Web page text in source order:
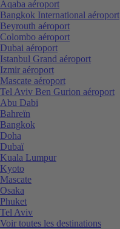
Aqaba aéroport
Bangkok International aéroport
Beyrouth aéroport
Colombo aéroport
Dubai aéroport
Istanbul Grand aéroport
Izmir aéroport
Mascate aéroport
Tel Aviv Ben Gurion aéroport
Abu Dabi
Bahreïn
Bangkok
Doha
Dubaï
Kuala Lumpur
Kyoto
Mascate
Osaka
Phuket
Tel Aviv
Voir toutes les destinations